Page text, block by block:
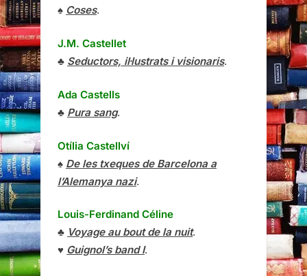
♠ Coses.
J.M. Castellet
♣ Seductors, il·lustrats i visionaris.
Ada Castells
♣ Pura sang.
Otília Castellví
♠ De les txeques de Barcelona a
l’Alemanya nazi.
Louis-Ferdinand Céline
♣ Voyage au bout de la nuit.
♥ Guignol’s band I.